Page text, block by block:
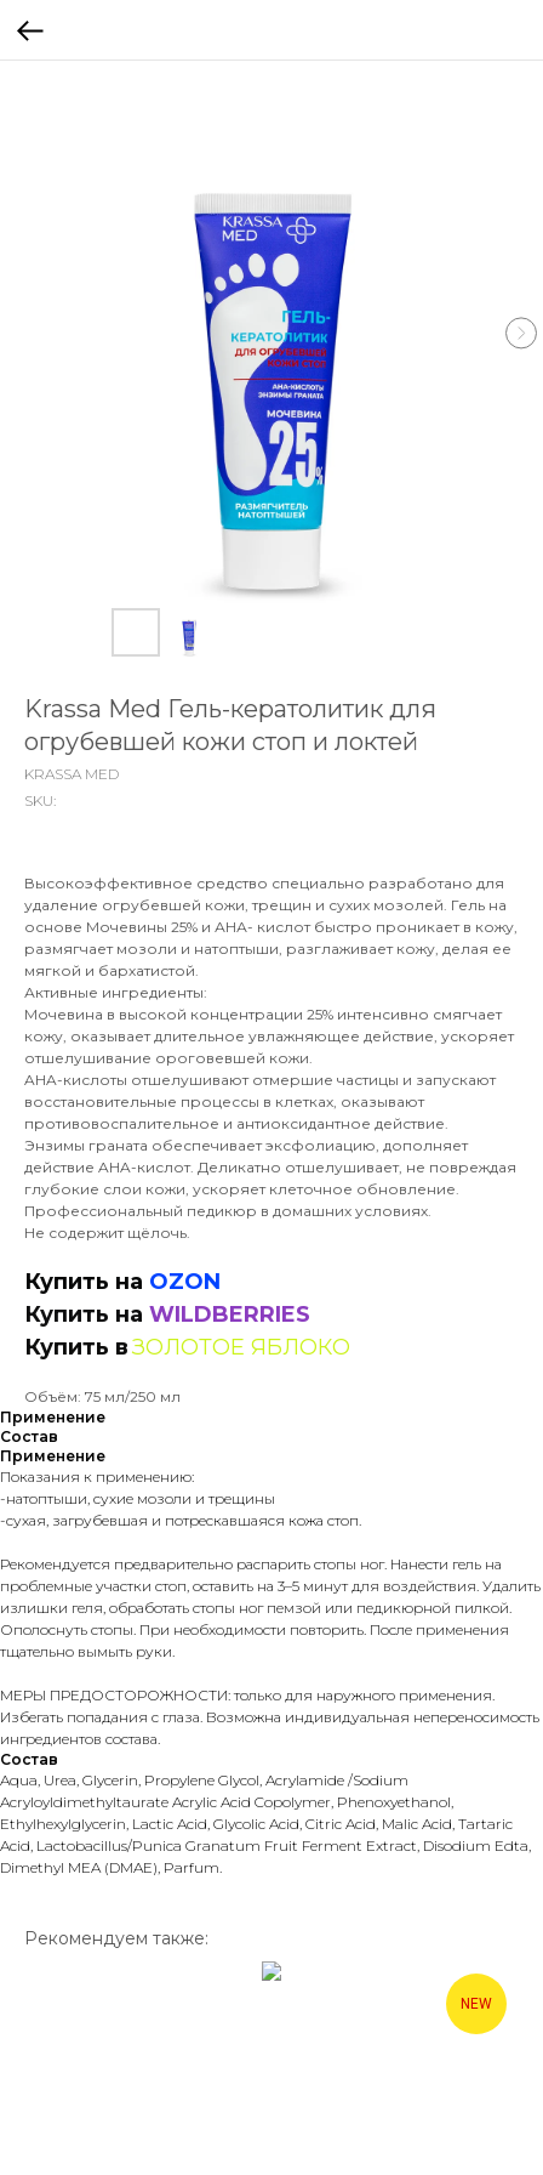
Krassa Med Гель-кератолитик для
огрубевшей кожи стоп и локтей
KRASSA MED
SKU:
Высокоэффективное средство специально разработано для
удаление огрубевшей кожи, трещин и сухих мозолей. Гель на
основе Мочевины 25% и АНА- кислот быстро проникает в кожу,
размягчает мозоли и натоптыши, разглаживает кожу, делая ее
мягкой и бархатистой.
Активные ингредиенты:
Мочевина в высокой концентрации 25% интенсивно смягчает
кожу, оказывает длительное увлажняющее действие, ускоряет
отшелушивание ороговевшей кожи.
AHA-кислоты отшелушивают отмершие частицы и запускают
восстановительные процессы в клетках, оказывают
противовоспалительное и антиоксидантное действие.
Энзимы граната обеспечивает эксфолиацию, дополняет
действие AHA-кислот. Деликатно отшелушивает, не повреждая
глубокие слои кожи, ускоряет клеточное обновление.
Профессиональный педикюр в домашних условиях.
Не содержит щёлочь.
Купить на OZON
Купить на WILDBERRIES
Купить вЗОЛОТОЕ ЯБЛОКО
Объём: 75 мл/250 мл
Применение
Состав
Применение
Показания к применению:
-натоптыши, сухие мозоли и трещины
-сухая, загрубевшая и потрескавшаяся кожа стоп.
Рекомендуется предварительно распарить стопы ног. Нанести гель на
проблемные участки стоп, оставить на 3–5 минут для воздействия. Удалить
излишки геля, обработать стопы ног пемзой или педикюрной пилкой.
Ополоснуть стопы. При необходимости повторить. После применения
тщательно вымыть руки.
МЕРЫ ПРЕДОСТОРОЖНОСТИ: только для наружного применения.
Избегать попадания с глаза. Возможна индивидуальная непереносимость
ингредиентов состава.
Состав
Aqua, Urea, Glycerin, Propylene Glycol, Acrylamide /Sodium
Acryloyldimethyltaurate Acrylic Acid Copolymer, Phenoxyethanol,
Ethylhexylglycerin, Lactic Acid, Glycolic Acid, Citric Acid, Malic Acid, Tartaric
Acid, Lactobacillus/Punica Granatum Fruit Ferment Extract, Disodium Edta,
Dimethyl MEA (DMAE), Parfum.
Рекомендуем также:
NEW